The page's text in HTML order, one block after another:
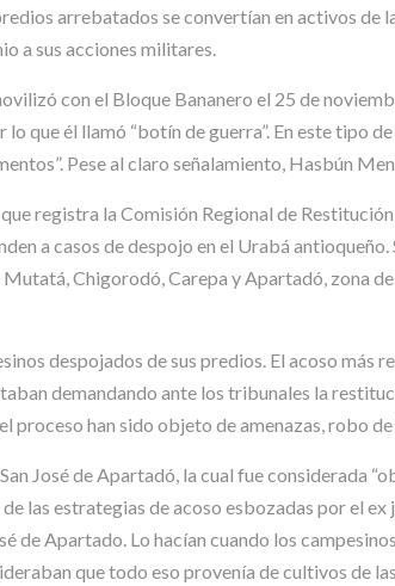
arrebatados se convertían en activos de
a sus acciones militares.
con el Bloque Bananero el 25 de
que él llamó “botín de guerra”. En este tipo
Pese al claro señalamiento, Hasbún
registra la Comisión Regional de
a casos de despojo en el Urabá
Chigorodó, Carepa y Apartadó, zona
despojados de sus predios. El acoso más
demandando ante los tribunales la
han sido objeto de amenazas, robo
José de Apartadó, la cual fue considerada
las estrategias de acoso esbozadas por el
de Apartado. Lo hacían cuando los
que todo eso provenía de cultivos de